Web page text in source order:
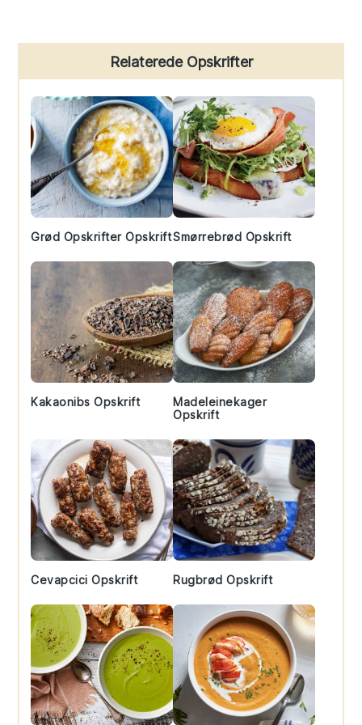
Sidebar
Relaterede Opskrifter
Grød Opskrifter OpskriftSmørrebrød Opskrift
Kakaonibs Opskrift
Madeleinekager
Opskrift
Cevapcici Opskrift Rugbrød Opskrift